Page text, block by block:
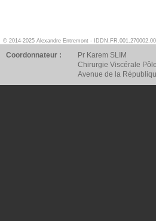
© 2014-2025 Alexandre Entremont -
Coordonnateur :
Pr Karem SLIM
Chirurgie Viscérale
Avenue de la